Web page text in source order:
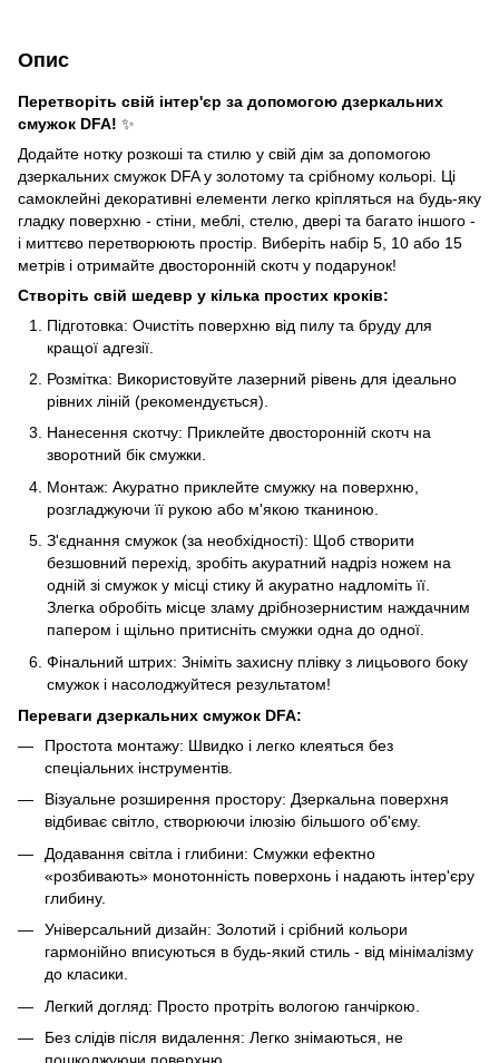
Опис
Перетворіть свій інтер'єр за допомогою дзеркальних
смужок DFA! ✨
Додайте нотку розкоші та стилю у свій дім за допомогою
дзеркальних смужок DFA у золотому та срібному кольорі. Ці
самоклейні декоративні елементи легко кріпляться на будь-яку
гладку поверхню - стіни, меблі, стелю, двері та багато іншого -
і миттєво перетворюють простір. Виберіть набір 5, 10 або 15
метрів і отримайте двосторонній скотч у подарунок!
Створіть свій шедевр у кілька простих кроків:
Підготовка: Очистіть поверхню від пилу та бруду для
кращої адгезії.
Розмітка: Використовуйте лазерний рівень для ідеально
рівних ліній (рекомендується).
Нанесення скотчу: Приклейте двосторонній скотч на
зворотний бік смужки.
Монтаж: Акуратно приклейте смужку на поверхню,
розгладжуючи її рукою або м'якою тканиною.
З'єднання смужок (за необхідності): Щоб створити
безшовний перехід, зробіть акуратний надріз ножем на
одній зі смужок у місці стику й акуратно надломіть її.
Злегка обробіть місце зламу дрібнозернистим наждачним
папером і щільно притисніть смужки одна до одної.
Фінальний штрих: Зніміть захисну плівку з лицьового боку
смужок і насолоджуйтеся результатом!
Переваги дзеркальних смужок DFA:
Простота монтажу: Швидко і легко клеяться без
спеціальних інструментів.
Візуальне розширення простору: Дзеркальна поверхня
відбиває світло, створюючи ілюзію більшого об'єму.
Додавання світла і глибини: Смужки ефектно
«розбивають» монотонність поверхонь і надають інтер'єру
глибину.
Універсальний дизайн: Золотий і срібний кольори
гармонійно вписуються в будь-який стиль - від мінімалізму
до класики.
Легкий догляд: Просто протріть вологою ганчіркою.
Без слідів після видалення: Легко знімаються, не